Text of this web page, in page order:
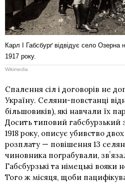
Карл І Габсбурґ відвідує село Озерна
1917 року.
Wikimedia
Спалення сіл і договорів не
Україну. Селяни-повстанці
більшовиків), які навчали їх
Досить типовий габсбурзький
1918 року, описує убивство
розплату — повішення 13
чиновника пограбували,
Габсбурзькі та німецькі
Того ж місяця, щоби